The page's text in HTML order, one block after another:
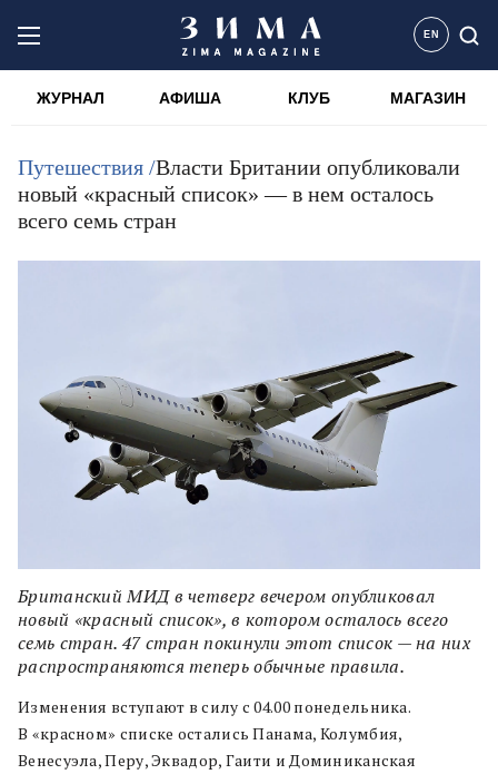
EN
ЖУРНАЛ АФИША КЛУБ МАГАЗИН
Путешествия /Власти Британии опубликовали
новый «красный список» — в нем осталось
всего семь стран
Британский МИД в четверг вечером опубликовал
новый «красный список», в котором осталось всего
семь стран. 47 стран покинули этот список — на них
распространяются теперь обычные правила.
Изменения вступают в силу с 04.00 понедельника.
В «красном» списке остались Панама, Колумбия,
Венесуэла, Перу, Эквадор, Гаити и Доминиканская